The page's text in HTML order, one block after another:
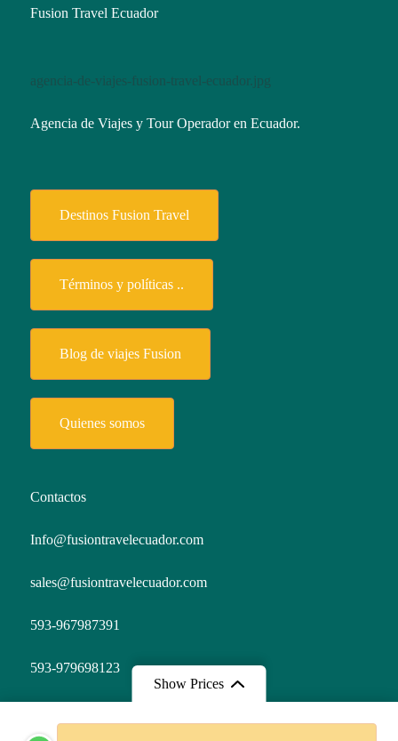
Show Prices
From
Fusion Travel Ecuador
agencia-de-viajes-fusion-travel-ecuador.jpg
Agencia de Viajes y Tour Operador en Ecuador.
Destinos Fusion Travel
Términos y políticas ..
Blog de viajes Fusion
Quienes somos
Contactos
Info@fusiontravelecuador.com
sales@fusiontravelecuador.com
593-967987391
593-979698123